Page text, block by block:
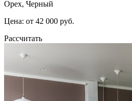
Орех, Черный
Цена: от 42 000 руб.
Рассчитать